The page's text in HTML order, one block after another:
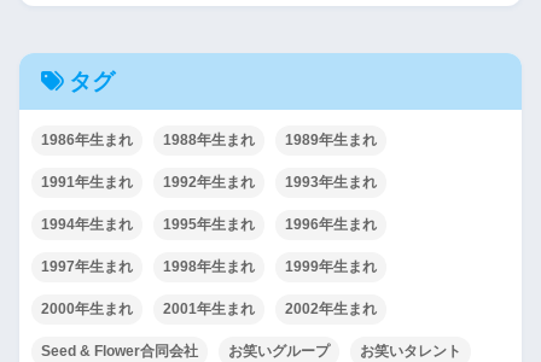
タグ
1986年生まれ 1988年生まれ 1989年生まれ
1991年生まれ 1992年生まれ 1993年生まれ
1994年生まれ 1995年生まれ 1996年生まれ
1997年生まれ 1998年生まれ 1999年生まれ
2000年生まれ 2001年生まれ 2002年生まれ
Seed & Flower合同会社 お笑いグループ お笑いタレント